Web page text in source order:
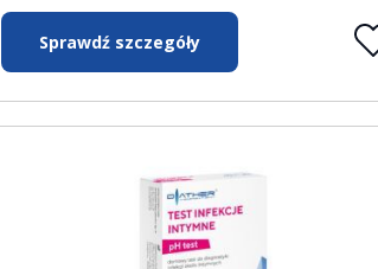
Sprawdź szczegóły